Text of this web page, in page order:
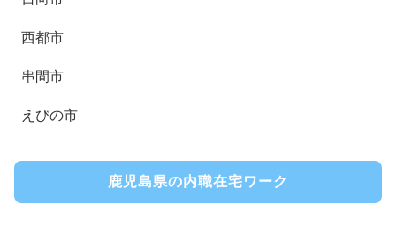
西都市
串間市
えびの市
鹿児島県の内職在宅ワーク